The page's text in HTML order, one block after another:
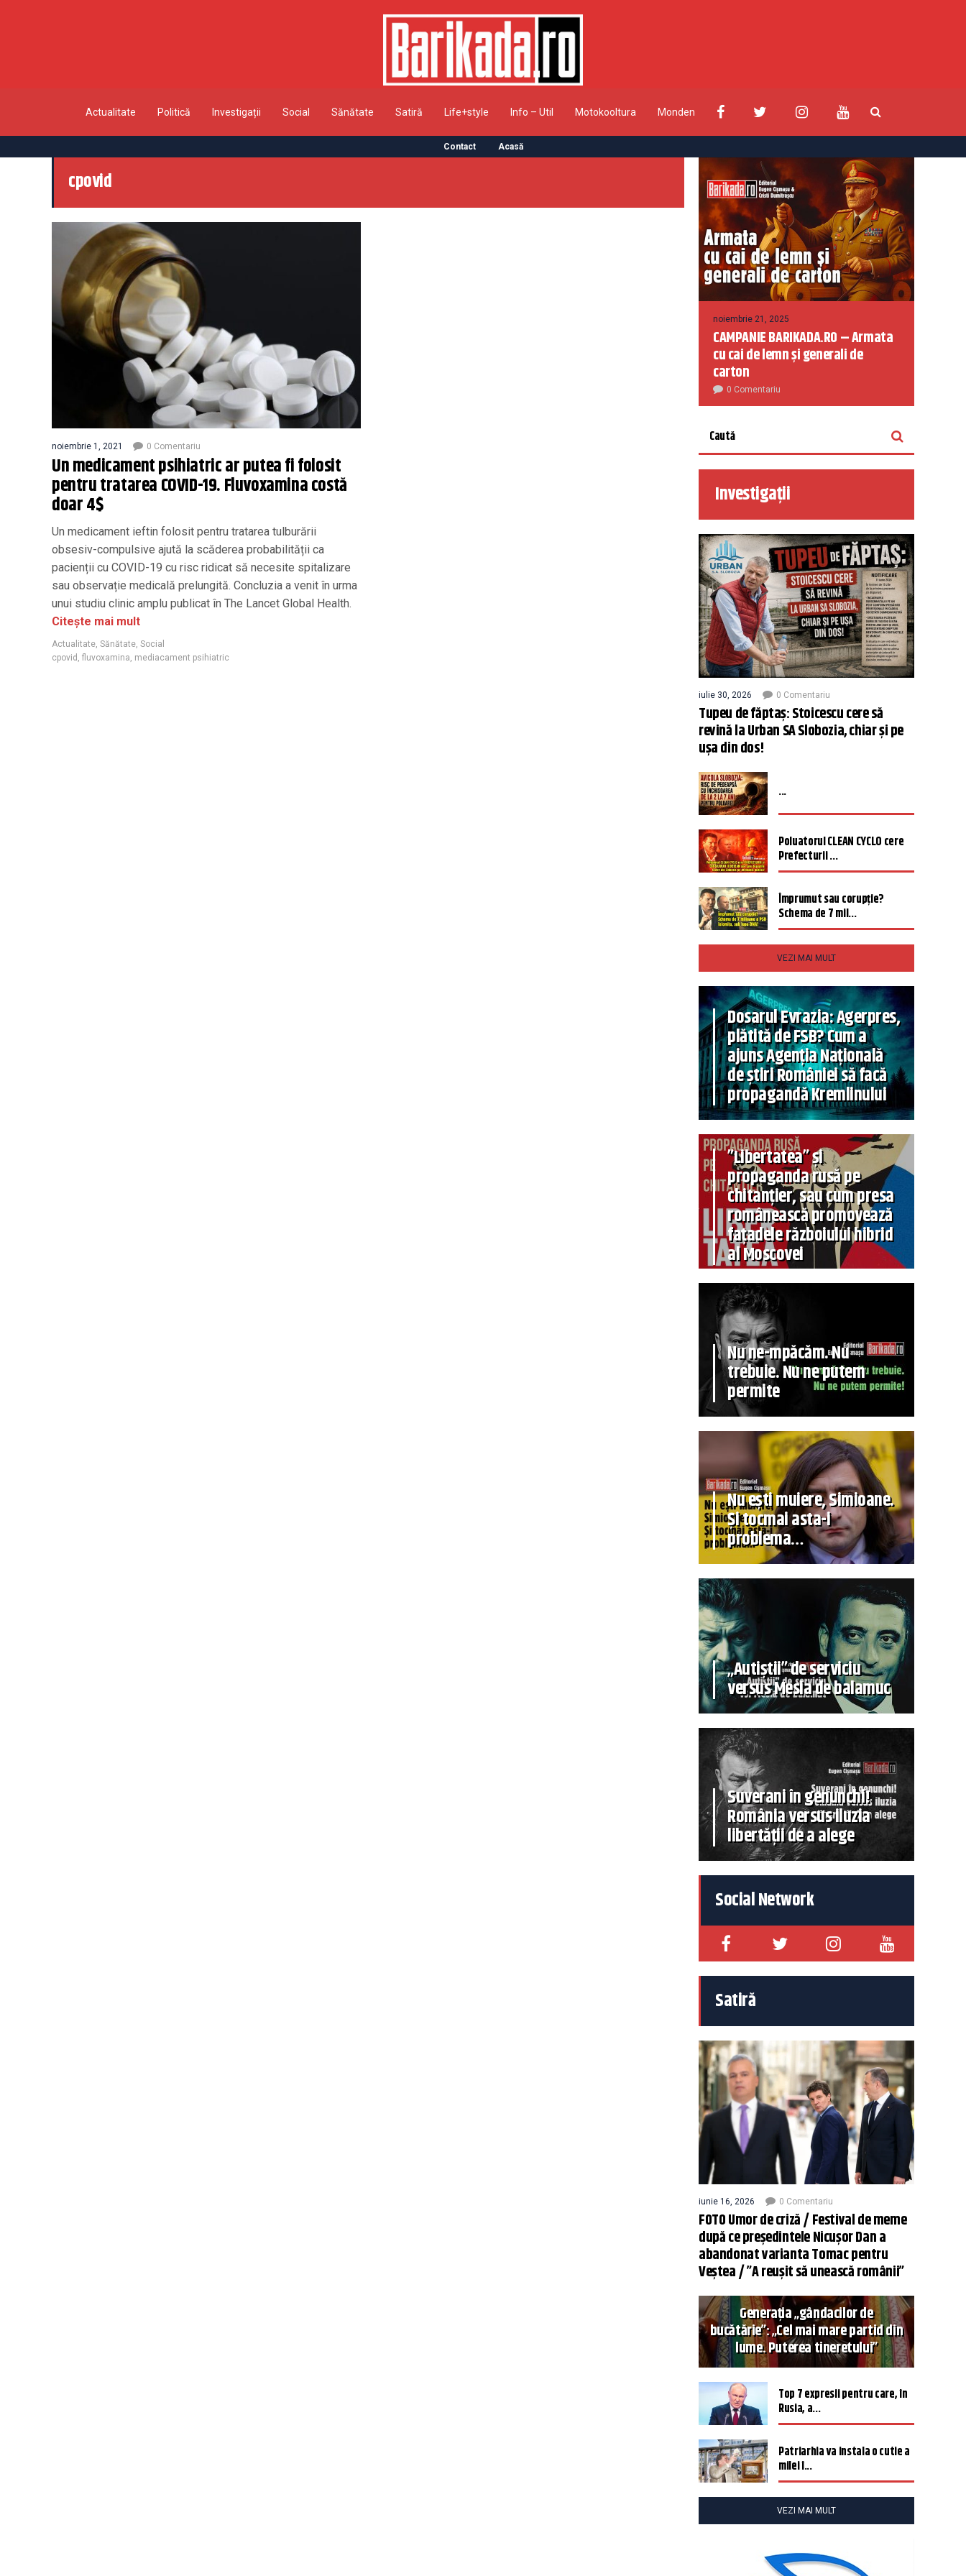
Actualitate Politică Investigații Social Sănătate Satiră Life+style Info – Util Motokooltura Monden
Contact Acasă
cpovid
noiembrie 1, 2021 0 Comentariu
Un medicament psihiatric ar putea fi folosit
pentru tratarea COVID-19. Fluvoxamina costă
doar 4$
Un medicament ieftin folosit pentru tratarea tulburării
obsesiv-compulsive ajută la scăderea probabilității ca
pacienții cu COVID-19 cu risc ridicat să necesite spitalizare
sau observație medicală prelungită. Concluzia a venit în urma
unui studiu clinic amplu publicat în The Lancet Global Health.
Citește mai mult
Actualitate Sănătate Social
cpovid fluvoxamina mediacament psihiatric
noiembrie 21, 2025
CAMPANIE BARIKADA.RO – Armata
cu cai de lemn și generali de
carton
0 Comentariu
Investigații
iulie 30, 2026 0 Comentariu
Tupeu de făptaș: Stoicescu cere să
revină la Urban SA Slobozia, chiar și pe
ușa din dos!
...
Poluatorul CLEAN CYCLO cere
Prefecturii ...
Împrumut sau corupție?
Schema de 7 mil...
VEZI MAI MULT
Dosarul Evrazia: Agerpres,
plătită de FSB? Cum a
ajuns Agenția Națională
de știri României să facă
propagandă Kremlinului
”Libertatea” și
propaganda rusă pe
chitanțier, sau cum presa
românească promovează
fațadele războiului hibrid
al Moscovei
Nu ne-mpăcăm. Nu
trebuie. Nu ne putem
permite
Nu ești muiere, Simioane.
Și tocmai asta-i
problema…
„Autiștii” de serviciu
versus Mesia de balamuc
Suverani în genunchi!
România versus iluzia
libertății de a alege
Social Network
Satiră
iunie 16, 2026 0 Comentariu
FOTO Umor de criză / Festival de meme
după ce președintele Nicușor Dan a
abandonat varianta Tomac pentru
Veștea / ”A reușit să unească românii”
Generația „gândacilor de
bucătărie”: „Cel mai mare partid din
lume. Puterea tineretului”
Top 7 expresii pentru care, în
Rusia, a...
Patriarhia va instala o cutie a
milei î...
VEZI MAI MULT